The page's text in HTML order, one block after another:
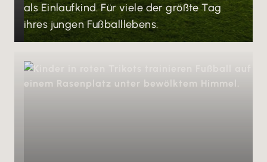
als Einlaufkind. Für viele der größte Tag
ihres jungen Fußballlebens.